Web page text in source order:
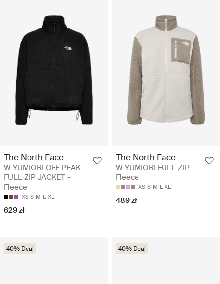
The North Face
W YUMIORI OFF PEAK
FULL ZIP JACKET -
Fleece
XS S M L XL
629 zł
The North Face
W YUMIORI FULL ZIP -
Fleece
XS S M L XL
489 zł
40% Deal 40% Deal